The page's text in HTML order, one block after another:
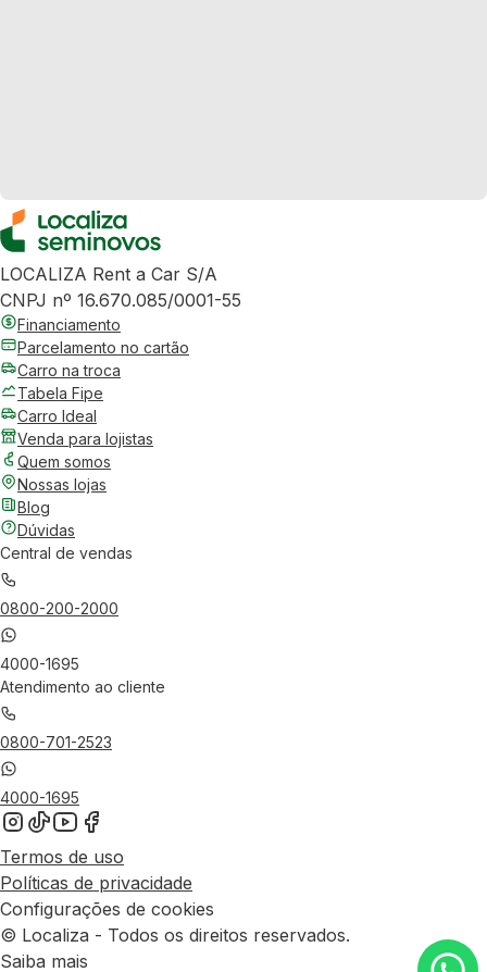
LOCALIZA Rent a Car S/A
CNPJ nº 16.670.085/0001-55
Financiamento
Parcelamento no cartão
Carro na troca
Tabela Fipe
Carro Ideal
Venda para lojistas
Quem somos
Nossas lojas
Blog
Dúvidas
Central de vendas
0800-200-2000
4000-1695
Atendimento ao cliente
0800-701-2523
4000-1695
Termos de uso
Políticas de privacidade
Configurações de cookies
© Localiza - Todos os direitos reservados.
Saiba mais